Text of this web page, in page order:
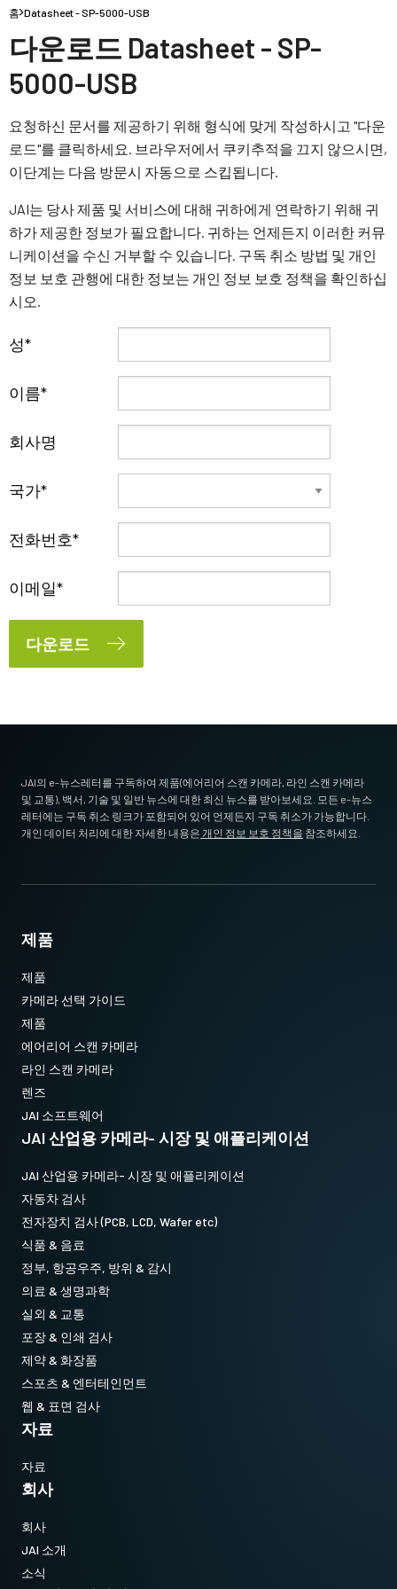
홈 Datasheet - SP-5000-USB
다운로드 Datasheet - SP-
5000-USB
요청하신 문서를 제공하기 위해 형식에 맞게 작성하시고 "다운
로드"를 클릭하세요. 브라우저에서 쿠키추적을 끄지 않으시면,
이단계는 다음 방문시 자동으로 스킵됩니다.
JAI는 당사 제품 및 서비스에 대해 귀하에게 연락하기 위해 귀
하가 제공한 정보가 필요합니다. 귀하는 언제든지 이러한 커뮤
니케이션을 수신 거부할 수 있습니다. 구독 취소 방법 및 개인
정보 보호 관행에 대한 정보는 개인 정보 보호 정책을 확인하십
시오.
성
이름
회사명
국가
전화번호
이메일
다운로드
JAI의 e-뉴스레터를 구독하여 제품(에어리어 스캔 카메라, 라인 스캔 카메라
및 교통), 백서, 기술 및 일반 뉴스에 대한 최신 뉴스를 받아보세요. 모든 e-뉴스
레터에는 구독 취소 링크가 포함되어 있어 언제든지 구독 취소가 가능합니다.
개인 데이터 처리에 대한 자세한 내용은 개인 정보 보호 정책을 참조하세요.
제품
제품
카메라 선택 가이드
제품
에어리어 스캔 카메라
라인 스캔 카메라
렌즈
JAI 소프트웨어
JAI 산업용 카메라- 시장 및 애플리케이션
JAI 산업용 카메라- 시장 및 애플리케이션
자동차 검사
전자장치 검사 (PCB, LCD, Wafer etc)
식품 & 음료
정부, 항공우주, 방위 & 감시
의료 & 생명과학
실외 & 교통
포장 & 인쇄 검사
제약 & 화장품
스포츠 & 엔터테인먼트
웹 & 표면 검사
자료
자료
회사
회사
JAI 소개
소식